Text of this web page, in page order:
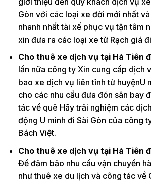
Gòn với các loại xe đời mới nhất
nhanh nhất tài xế phục vụ tận tâm
xin đưa ra các loại xe từ Rạch giá
Cho thuê xe dịch vụ tại Hà Tiên
lần nữa công ty Xin cung cấp dịch
bao xe dịch vụ liên tỉnh từ huyệnU
cho các nhu cầu đưa đón sân bay
tác về quê Hãy trải nghiệm các
động U minh đi Sài Gòn của công
Bách Việt.
Cho thuê xe dịch vụ tại Hà Tiên
Để đảm bảo nhu cầu vận chuyển
như thuê xe du lịch và công tác về